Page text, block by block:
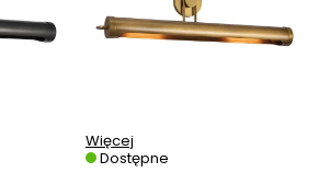
Więcej
Dostępne